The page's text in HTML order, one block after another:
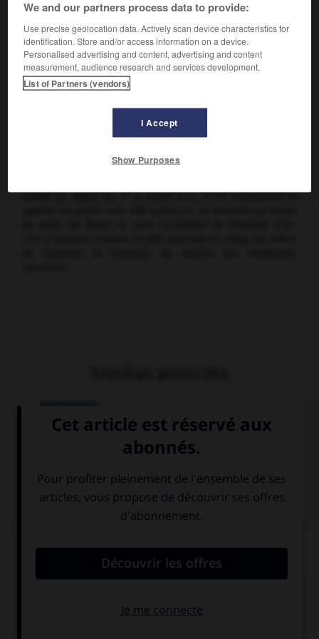
Théâtre de Dionysos, Athènes
Théâtre situé sur le flanc sud de l'Acropole d'Athènes, dans
le sanctuaire de Dionysos Eleuthereus.
Fondé au début duves. avant J.-C., il fut reconstruit et
Dionysos, Athènes
Articles associés
À la différence de la tragédie, avec laquelle elle fut à
We and our partners process data to provide:
Use precise geolocation data. Actively scan device characteristics for
identification. Store and/or access information on a device.
Personalised advertising and content, advertising and content
measurement, audience research and services development.
List of Partners (vendors)
I Accept
Show Purposes